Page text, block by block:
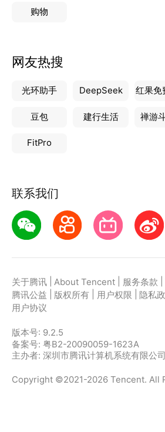
购物
网友热搜
光环助手 DeepSeek 红果免
豆包 建行生活 禅游
FitPro
联系我们
关于腾讯 About Tencent 服务条款
腾讯公益
版权所有 用户权限 隐私
用户协议
版本号: 9.2.5
备案号: 粤B2-20090059-1623A
主办者: 深圳市腾讯计算机系统有限公司
Copyright ©2021-2026 Tencent. All